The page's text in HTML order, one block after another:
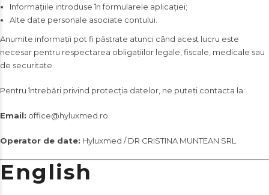
Informațiile introduse în formularele aplicației;
Alte date personale asociate contului.
Anumite informații pot fi păstrate atunci când acest lucru este
necesar pentru respectarea obligațiilor legale, fiscale, medicale sau
de securitate.
Pentru întrebări privind protecția datelor, ne puteți contacta la:
Email: office@hyluxmed.ro
Operator de date: Hyluxmed / DR CRISTINA MUNTEAN SRL
English